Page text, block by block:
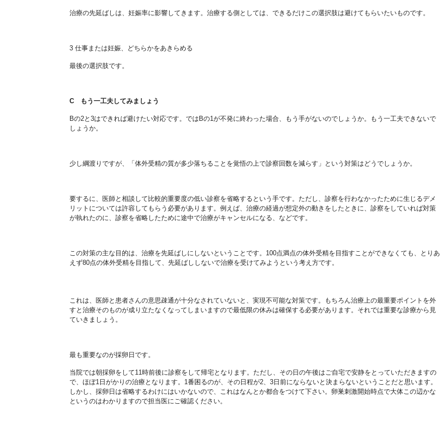
治療の先延ばしは、妊娠率に影響してきます。治療する側としては、できるだけこの選択肢は避けてもらいたいものです。
3 仕事または妊娠、どちらかをあきらめる
最後の選択肢です。
C もう一工夫してみましょう
Bの2と3はできれば避けたい対応です。ではBの1が不発に終わった場合、もう手がないのでしょうか。もう一工夫できないで
しょ うか。
少し綱渡りですが、 「体外受精の質が多少落ちることを覚悟の上で診察回数を減らす」という対策はどうでしょうか。
要するに、医師と相談して比較的重要度の低い診察を省略すると いう手です。ただし、 診察を行わなかったために生じるデメ
リットについては許容してもらう 必要があります。例えば、治療の経過が想定外の動きをしたときに、診察をしていれば対策
が執れたのに、診察を省略したために途中で治療がキャンセルになる、などです。
この対策の主な目的は、治療を先延ばしにしないということです。 100点満点の体外受精を目指すことができなくても、とりあ
えず80点の体外受精を目指して、 先延ばししないで治療を受けてみようという考え方です。
これは、医師と患者さんの意思疎通が十分なされていないと、実現不可能な対策です。もちろん治療上の最重要ポイントを外
すと治療そのものが成り立たなくなってしまいますので最低限の休みは確保する必要があります。それでは重要な診療から見
ていきましょう。
最も重要なのが採卵日です。
当院では朝採卵をして11時前後に診察をして帰宅となります。ただし、その日の午後はご自宅で安静をとっていただきますの
で、ほぼ1 日がかりの治療となります。1番困るのが、その日程が2、3 日前にならないと決まらないということだと思います。
しかし、 採卵日は省略するわけにはいかないので、 これはなんとか都合をつけて下さい。卵巣刺激開始時点で大体この辺かな
というのはわかりますので担当医にご確認ください。